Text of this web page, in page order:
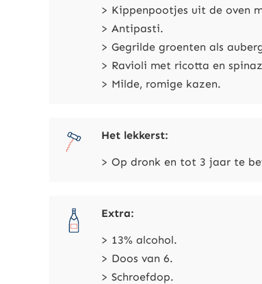
> Kippenpootjes uit de oven
> Antipasti.
> Gegrilde groenten als
> Ravioli met ricotta en
> Milde, romige kazen.
Het lekkerst:
> Op dronk en tot 3 jaar te
Extra:
> 13% alcohol.
> Doos van 6.
> Schroefdop.